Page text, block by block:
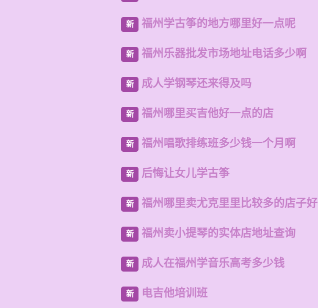
新 福州学古筝的地方哪里好一点呢
新 福州乐器批发市场地址电话多少啊
新 成人学钢琴还来得及吗
新 福州哪里买吉他好一点的店
新 福州唱歌排练班多少钱一个月啊
新 后悔让女儿学古筝
新 福州哪里卖尤克里里比较多的店子好
新 福州卖小提琴的实体店地址查询
新 成人在福州学音乐高考多少钱
新 电吉他培训班